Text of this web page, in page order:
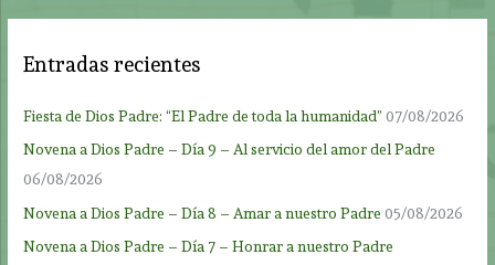
Entradas recientes
Fiesta de Dios Padre: “El Padre de toda la humanidad” 07/08/2026
Novena a Dios Padre – Día 9 – Al servicio del amor del Padre
06/08/2026
Novena a Dios Padre – Día 8 – Amar a nuestro Padre 05/08/2026
Novena a Dios Padre – Día 7 – Honrar a nuestro Padre